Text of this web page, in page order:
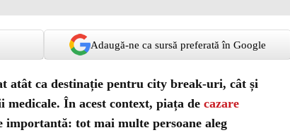
Adaugă-ne ca sursă preferată în Google
atât ca destinație pentru city break-uri, cât și
medicale. În acest context, piața de cazare
tot mai multe persoane aleg